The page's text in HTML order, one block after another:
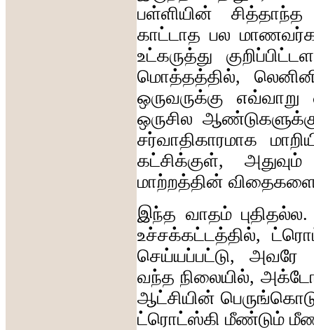
பள்ளியின்
சித்தாந்த
காட்டாத பல
உட்கருத்து
மொத்தத்தில்,
ஒருவருக்கு
எவ்வாறு
ஒருசில
சர்வாதிகாரமாக
கட்சிக்குள், அதுவும்
மாற்றத்தின்
இந்த வாதம் புதிதல்ல.
உச்சக்கட்டத்தில்,
செய்யப்பட்டு,அவரே
வந்த நிலையில்,
ஆட்சியின்
ட்ரொட்ஸ்கி மீண்டும்